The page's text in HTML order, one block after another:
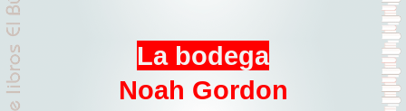
La bodega
Noah Gordon